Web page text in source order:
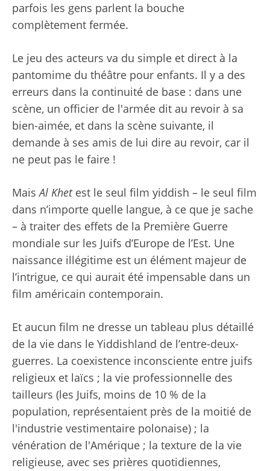
parfois les gens parlent la bouche
complètement fermée.
Le jeu des acteurs va du simple et direct à la
pantomime du théâtre pour enfants. Il y a des
erreurs dans la continuité de base : dans une
scène, un officier de l'armée dit au revoir à sa
bien-aimée, et dans la scène suivante, il
demande à ses amis de lui dire au revoir, car il
ne peut pas le faire !
MaisAl Khetest le seul film yiddish – le seul film
dans n’importe quelle langue, à ce que je sache
– à traiter des effets de la Première Guerre
mondiale sur les Juifs d’Europe de l’Est. Une
naissance illégitime est un élément majeur de
l’intrigue, ce qui aurait été impensable dans un
film américain contemporain.
Et aucun film ne dresse un tableau plus détaillé
de la vie dans le Yiddishland de l’entre-deux-
guerres. La coexistence inconsciente entre juifs
religieux et laïcs ; la vie professionnelle des
tailleurs (les Juifs, moins de 10 % de la
population, représentaient près de la moitié de
l'industrie vestimentaire polonaise) ; la
vénération de l'Amérique ; la texture de la vie
religieuse, avec ses prières quotidiennes,